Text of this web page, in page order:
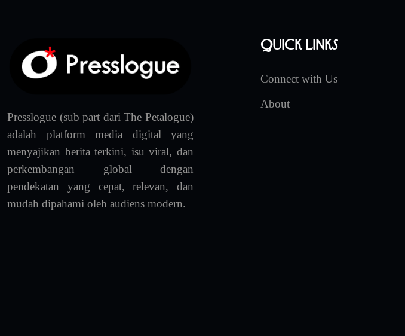
Presslogue (sub part dari The Petalogue)
adalah platform media digital yang
menyajikan berita terkini, isu viral, dan
perkembangan global dengan
pendekatan yang cepat, relevan, dan
mudah dipahami oleh audiens modern.
Quick Links
Connect with Us
About